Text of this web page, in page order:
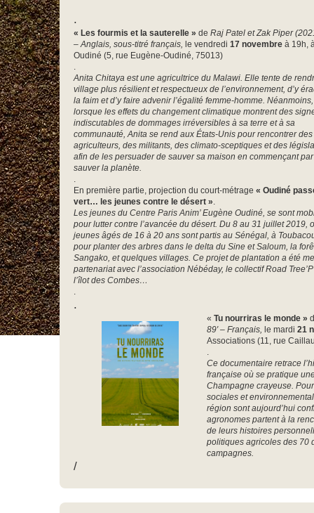
.
« Les fourmis et la sauterelle » de Raj Patel et Zak Piper
– Anglais, sous-titré français, le vendredi 17 novembre à 19h,
Oudiné (5, rue Eugène-Oudiné, 75013)
Anita Chitaya est une agricultrice du Malawi. Elle tente de
village plus résilient et respectueux de l’environnement, d’y
la faim et d’y faire advenir l’égalité femme-homme. Néanmoins,
lorsque les effets du changement climatique montrent des
indiscutables de dommages irréversibles à sa terre et à sa
communauté, Anita se rend aux États-Unis pour rencontrer des
agriculteurs, des militants, des climato-sceptiques et des
afin de les persuader de sauver sa maison en commençant par
sauver la planète.
En première partie, projection du court-métrage « Oudiné
vert… les jeunes contre le désert »
Les jeunes du Centre Paris Anim’ Eugène Oudiné, se sont
pour lutter contre l’avancée du désert. Du 8 au 31 juillet 2019,
jeunes âgés de 16 à 20 ans sont partis au Sénégal, à
pour planter des arbres dans le delta du Sine et Saloum, la
Sangako, et quelques villages. Ce projet de plantation a été
partenariat avec l’association Nébéday, le collectif Road
l’îlot des Combes…
.
« Tu nourriras le monde »
89′ – Français, le mardi 21
Associations (11, rue
Ce documentaire retrace
française où se pratique
Champagne crayeuse.
sociales et
région sont aujourd’hui
agronomes partent à la
de leurs histoires
politiques agricoles des 70
campagnes.
/